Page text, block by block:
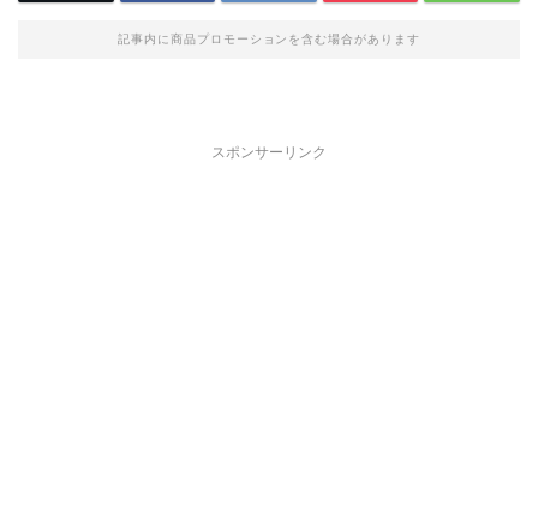
記事内に商品プロモーションを含む場合があります
スポンサーリンク